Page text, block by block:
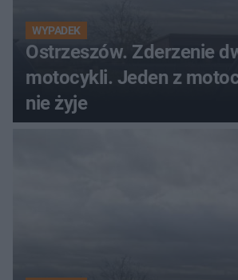
WYPADEK
Ostrzeszów. Zderzenie
motocykli. Jeden z
nie żyje